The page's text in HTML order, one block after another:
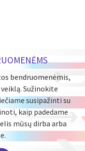
bendruomenėmis,
Sužinokite
susipažinti su
kaip padedame
mūsų dirba arba